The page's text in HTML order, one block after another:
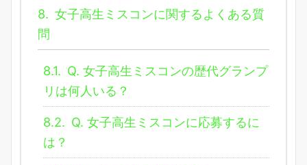
8. 女子高生ミスコンに関するよくある質
問
8.1. Q. 女子高生ミスコンの歴代グランプ
リは何人いる？
8.2. Q. 女子高生ミスコンに応募するに
は？